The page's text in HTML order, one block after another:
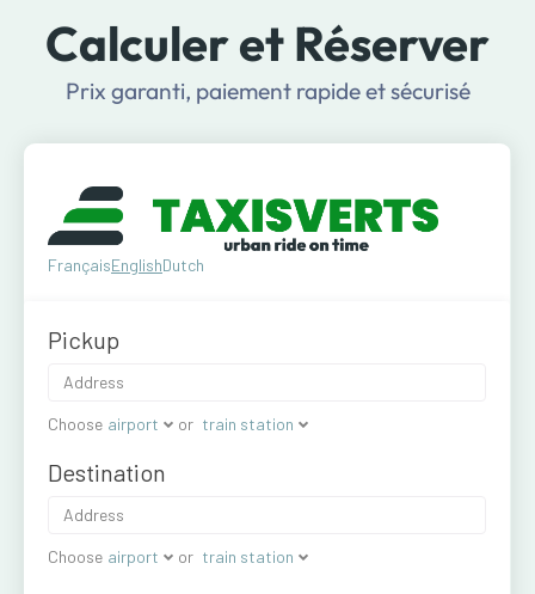
Calculer et Réserver
Prix garanti, paiement rapide et sécurisé